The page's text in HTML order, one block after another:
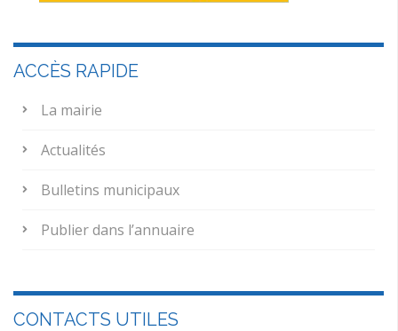
ACCÈS RAPIDE
La mairie
Actualités
Bulletins municipaux
Publier dans l’annuaire
CONTACTS UTILES